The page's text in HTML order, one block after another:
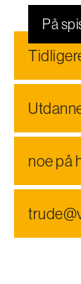
På
noe på